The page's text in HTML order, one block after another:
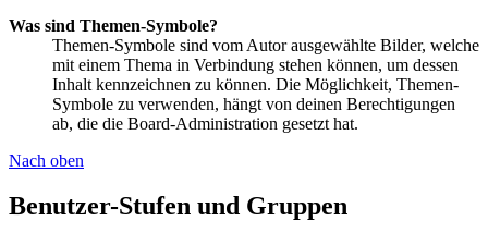
Was sind Themen-Symbole?
Themen-Symbole sind vom Autor ausgewählte Bilder, welche
mit einem Thema in Verbindung stehen können, um dessen
Inhalt kennzeichnen zu können. Die Möglichkeit, Themen-
Symbole zu verwenden, hängt von deinen Berechtigungen
ab, die die Board-Administration gesetzt hat.
Nach oben
Benutzer-Stufen und Gruppen